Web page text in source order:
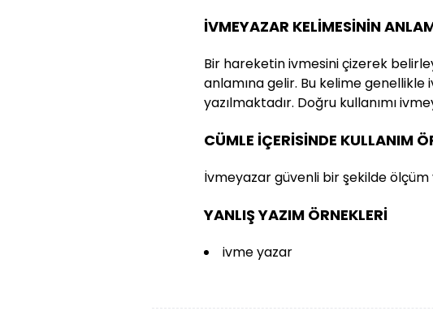
İVMEYAZAR KELİMESİNİN
Bir hareketin ivmesini çizerek
anlamına gelir. Bu kelime genellikle
yazılmaktadır. Doğru kullanımı
CÜMLE İÇERİSİNDE KULLANIM
İvmeyazar güvenli bir şekilde ölçüm
YANLIŞ YAZIM ÖRNEKLERİ
ivme yazar